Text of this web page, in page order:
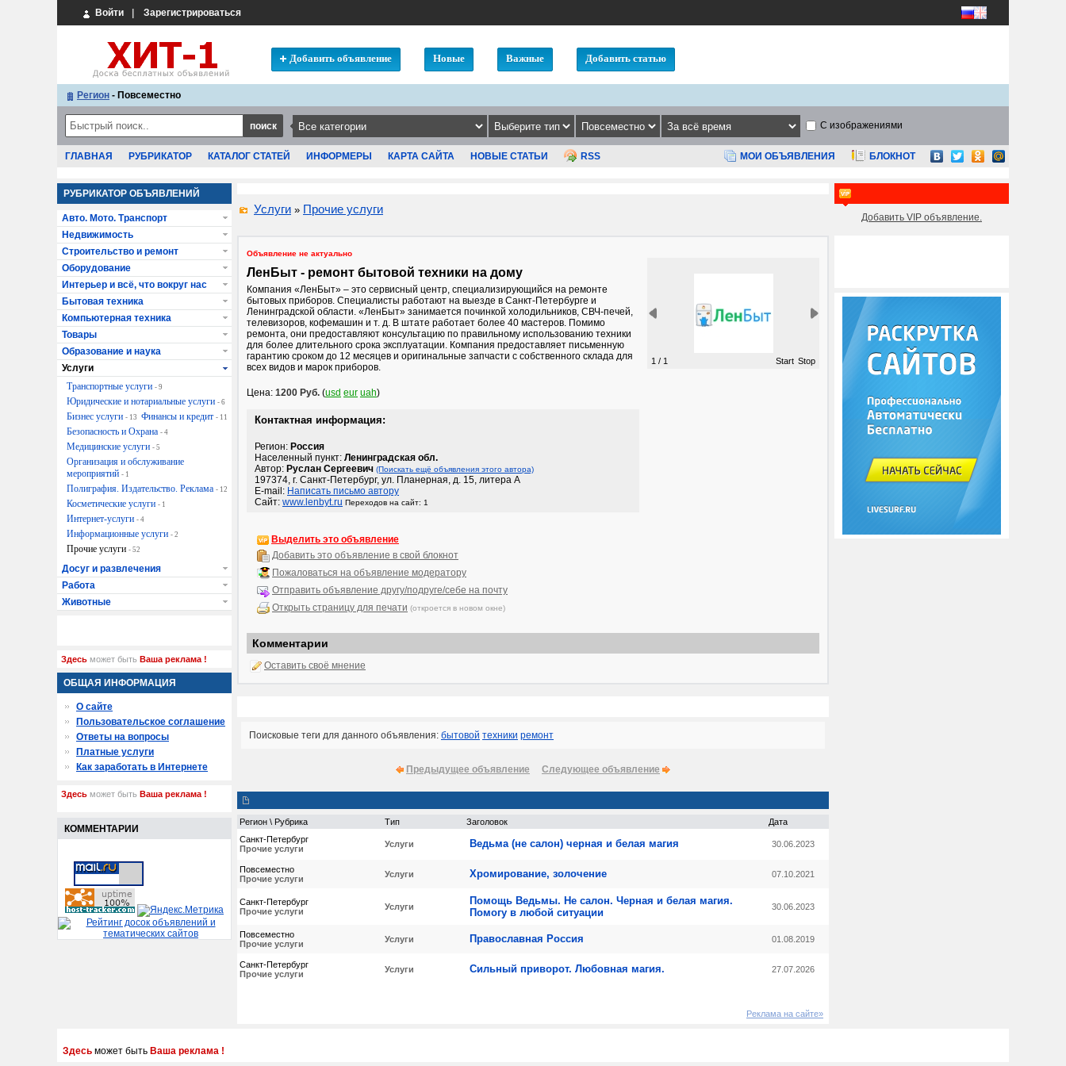
Войти Зарегистрироваться
Добавить объявление Новые Важные Добавить статью
Регион - Повсеместно
С изображениями
ГЛАВНАЯ РУБРИКАТОР КАТАЛОГ СТАТЕЙ ИНФОРМЕРЫ КАРТА САЙТА НОВЫЕ СТАТЬИ RSS МОИ ОБЪЯВЛЕНИЯ БЛОКНОТ
Услуги » Прочие услуги
Объявление не актуально
ЛенБыт - ремонт бытовой техники на дому
Компания «ЛенБыт» – это сервисный центр, специализирующийся на ремонте
бытовых приборов. Специалисты работают на выезде в Санкт-Петербурге и
Ленинградской области. «ЛенБыт» занимается починкой холодильников, СВЧ-печей,
телевизоров, кофемашин и т. д. В штате работает более 40 мастеров. Помимо
ремонта, они предоставляют консультацию по правильному использованию техники
для более длительного срока эксплуатации. Компания предоставляет письменную
гарантию сроком до 12 месяцев и оригинальные запчасти с собственного склада для
всех видов и марок приборов.
Цена: 1200 Руб. (usd eur uah)
Контактная информация:
Регион: Россия
Населенный пункт: Ленинградская обл.
Автор: Руслан Сергеевич (Поискать ещё объявления этого автора)
197374, г. Санкт-Петербург, ул. Планерная, д. 15, литера А
E-mail: Написать письмо автору
Сайт: www.lenbyt.ru Переходов на сайт: 1
Выделить это объявление
Добавить это объявление в свой блокнот
Пожаловаться на объявление модератору
Отправить объявление другу/подруге/себе на почту
Открыть страницу для печати (откроется в новом окне)
1 / 1 Start Stop
Комментарии
Оставить своё мнение
Поисковые теги для данного объявления: бытовой техники ремонт
Предыдущее объявление Следующее объявление
Регион \ Рубрика Тип Заголовок
Дата
Санкт-Петербург
Прочие услуги
Услуги Ведьма (не салон) черная и белая магия 30.06.2023
Повсеместно
Прочие услуги
Услуги Хромирование, золочение 07.10.2021
Санкт-Петербург
Прочие услуги
Услуги
Помощь Ведьмы. Не салон. Черная и белая магия.
Помогу в любой ситуации
30.06.2023
Повсеместно
Прочие услуги
Услуги Православная Россия 01.08.2019
Санкт-Петербург
Прочие услуги
Услуги Сильный приворот. Любовная магия. 27.07.2026
Реклама на сайте»
РУБРИКАТОР ОБЪЯВЛЕНИЙ
Авто. Мото. Транспорт
Недвижимость
Строительство и ремонт
Оборудование
Интерьер и всё, что вокруг нас
Бытовая техника
Компьютерная техника
Товары
Образование и наука
Услуги
Транспортные услуги - 9
Юридические и нотариальные услуги - 6
Бизнес услуги - 13 Финансы и кредит - 11
Безопасность и Охрана - 4
Медицинские услуги - 5
Организация и обслуживание
мероприятий - 1
Полиграфия. Издательство. Реклама - 12
Косметические услуги - 1
Интернет-услуги - 4
Информационные услуги - 2
Прочие услуги - 52
Досуг и развлечения
Работа
Животные
Здесь может быть Ваша реклама !
ОБЩАЯ ИНФОРМАЦИЯ
О сайте
Пользовательское соглашение
Ответы на вопросы
Платные услуги
Как заработать в Интернете
Здесь может быть Ваша реклама !
КОММЕНТАРИИ
Добавить VIP объявление.
Здесь может быть Ваша реклама !